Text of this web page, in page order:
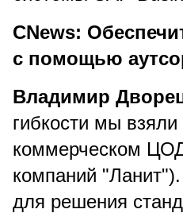
CNews:
с помощью
Владимир
гибкости мы
коммерческом
компаний
для решения